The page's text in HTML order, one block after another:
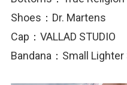
Shoes：Dr. Martens
Cap：VALLAD STUDIO
Bandana：Small Lighter